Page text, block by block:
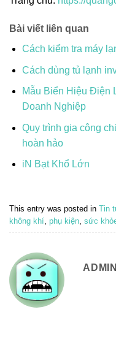
Bài viết liên quan
Cách kiểm tra máy
Cách dùng tủ lạnh
Mẫu Biển Hiệu Điện
Doanh Nghiệp
Quy trình gia công
hoàn hảo
iN Bạt Khổ Lớn
This entry was posted in Tin
không khí, phụ kiện, sức
ADMIN